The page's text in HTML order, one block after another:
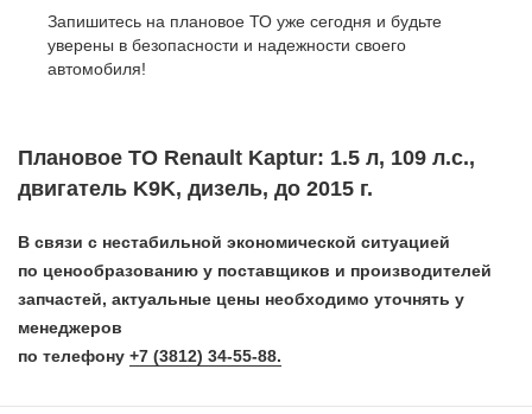
Запишитесь на плановое ТО уже сегодня и будьте
уверены в безопасности и надежности своего
автомобиля!
Плановое ТО Renault Kaptur: 1.5 л, 109 л.с.,
двигатель K9K, дизель, до 2015 г.
В связи с нестабильной экономической ситуацией
по ценообразованию у поставщиков и производителей
запчастей, актуальные цены необходимо уточнять у
менеджеров
по телефону +7 (3812) 34-55-88.